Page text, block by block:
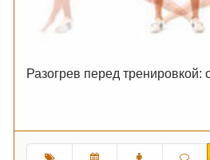
Разогрев перед тренировкой: